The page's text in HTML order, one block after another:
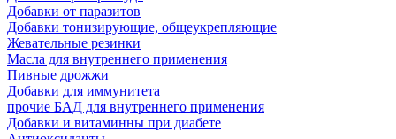
Добавки от паразитов
Добавки тонизирующие, общеукрепляющие
Жевательные резинки
Масла для внутреннего применения
Пивные дрожжи
Добавки для иммунитета
прочие БАД для внутреннего применения
Добавки и витаминны при диабете